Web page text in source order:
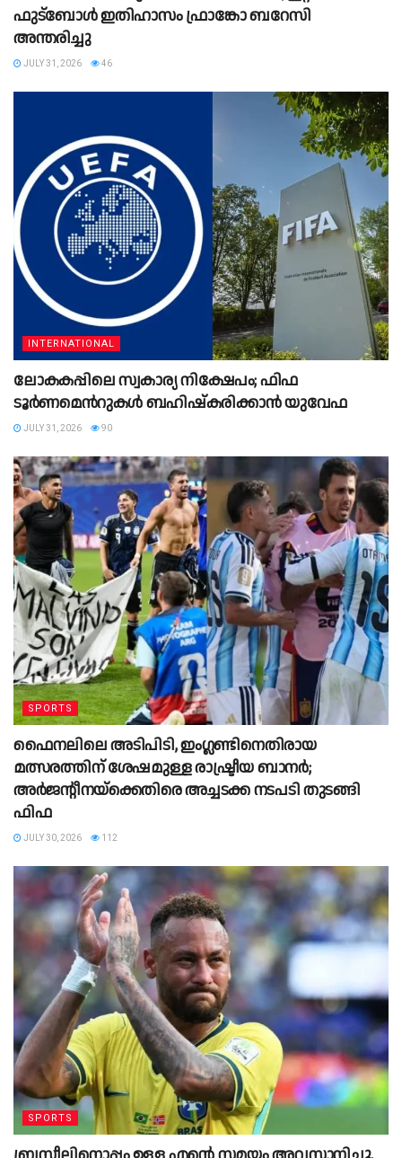
ഫുട്ബോൾ ഇതിഹാസം ഫ്രാങ്കോ ബറേസി
അന്തരിച്ചു
JULY 31, 2026 46
INTERNATIONAL
ലോകകപ്പിലെ സ്വകാര്യ നിക്ഷേപം; ഫിഫ
ടൂർണമെന്‍റുകൾ ബഹിഷ്‌കരിക്കാൻ യുവേഫ
JULY 31, 2026 90
SPORTS
ഫൈനലിലെ അടിപിടി, ഇംഗ്ലണ്ടിനെതിരായ
മത്സരത്തിന് ശേഷമുള്ള രാഷ്ട്രീയ ബാനര്‍;
അര്‍ജന്റീനയ്‌ക്കെതിരെ അച്ചടക്ക നടപടി തുടങ്ങി
ഫിഫ
JULY 30, 2026 112
SPORTS